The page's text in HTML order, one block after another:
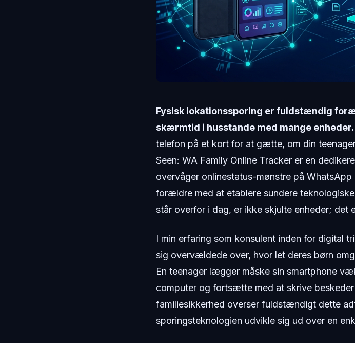
Fysisk lokationssporing er fuldstændig
skærmtid i husstande med mange enheder.
telefon på et kort for at gætte, om din
Seen: WA Family Online Tracker er en
overvåger onlinestatus-mønstre på
forældre med at etablere sundere
står overfor i dag, er ikke skjulte enheder; det
I min erfaring som konsulent inden for digital
sig overvældede over, hvor let deres børn
En teenager lægger måske sin smartphone
computer og fortsætte med at skrive
familiesikkerhed overser fuldstændigt dette
sporingsteknologien udvikle sig ud over en